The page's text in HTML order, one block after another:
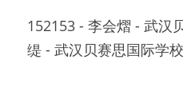
152153 - 李会熠 - 武汉
缇 - 武汉贝赛思国际学校